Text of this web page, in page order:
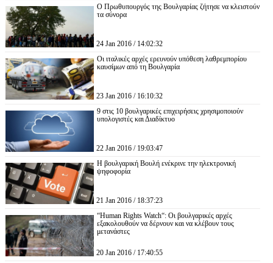
Ο Πρωθυπουργός της Βουλγαρίας ζήτησε να κλειστούν
τα σύνορα
24 Jan 2016 / 14:02:32
Οι ιταλικές αρχές ερευνούν υπόθεση λαθρεμπορίου
καυσίμων από τη Βουλγαρία
23 Jan 2016 / 16:10:32
9 στις 10 βουλγαρικές επιχειρήσεις χρησιμοποιούν
υπολογιστές και Διαδίκτυο
22 Jan 2016 / 19:03:47
Η βουλγαρική Βουλή ενέκρινε την ηλεκτρονική
ψηφοφορία
21 Jan 2016 / 18:37:23
“Human Rights Watch“: Οι βουλγαρικές αρχές
εξακολουθούν να δέρνουν και να κλέβουν τους
μετανάστες
20 Jan 2016 / 17:40:55